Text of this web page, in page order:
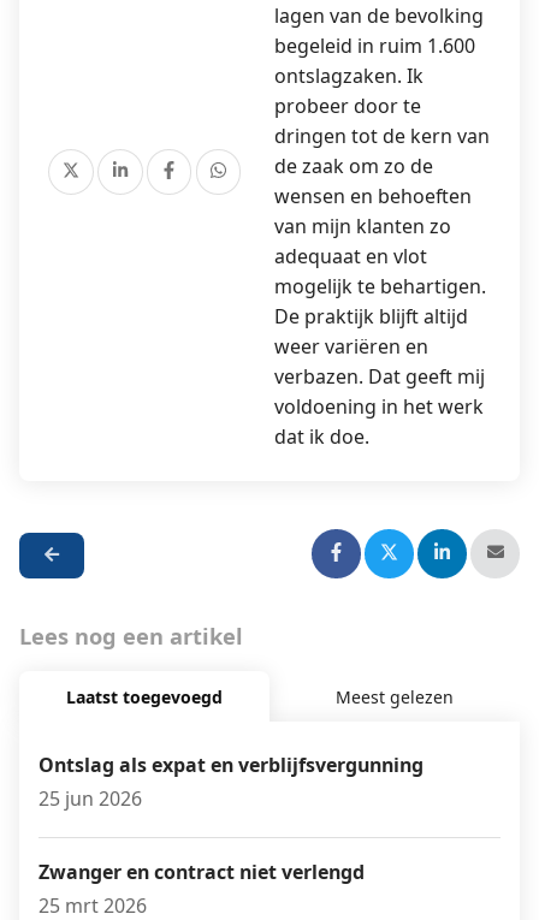
lagen van de bevolking
begeleid in ruim 1.600
ontslagzaken. Ik
probeer door te
dringen tot de kern van
de zaak om zo de
wensen en behoeften
van mijn klanten zo
adequaat en vlot
mogelijk te behartigen.
De praktijk blijft altijd
weer variëren en
verbazen. Dat geeft mij
voldoening in het werk
dat ik doe.
Lees nog een artikel
Laatst toegevoegd Meest gelezen
Ontslag als expat en verblijfsvergunning
25 jun 2026
Zwanger en contract niet verlengd
25 mrt 2026